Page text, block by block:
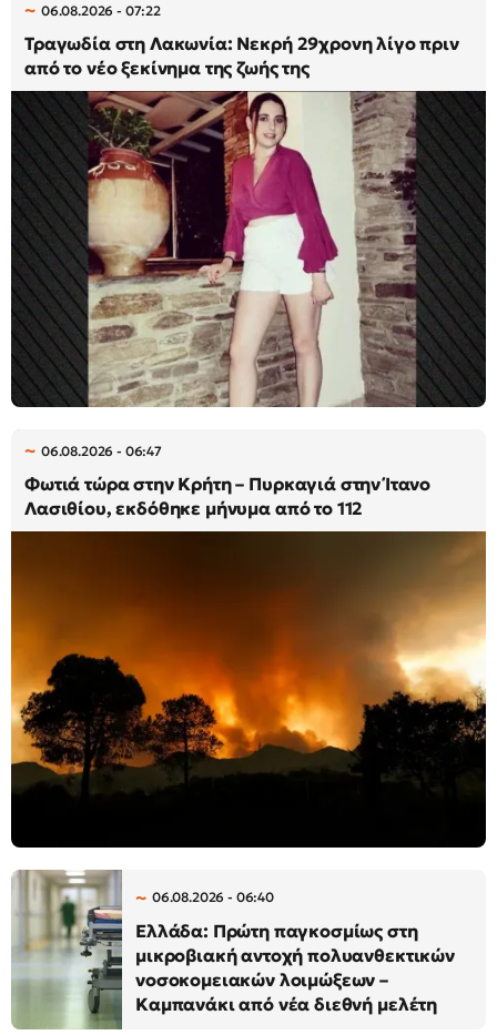
06.08.2026 - 07:22
Τραγωδία στη Λακωνία: Νεκρή 29χρονη λίγο πριν
από το νέο ξεκίνημα της ζωής της
06.08.2026 - 06:47
Φωτιά τώρα στην Κρήτη – Πυρκαγιά στην Ίτανο
Λασιθίου, εκδόθηκε μήνυμα από το 112
06.08.2026 - 06:40
Ελλάδα: Πρώτη παγκοσμίως στη
μικροβιακή αντοχή πολυανθεκτικών
νοσοκομειακών λοιμώξεων –
Καμπανάκι από νέα διεθνή μελέτη